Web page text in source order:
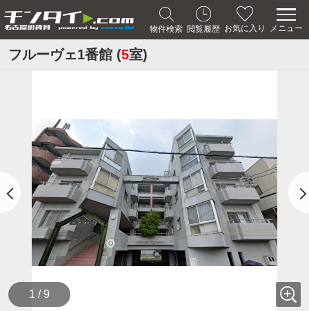
物件検索 閲覧履歴 お気に入り メニュー
フルーヴェ1番館 (5室)
1 / 9